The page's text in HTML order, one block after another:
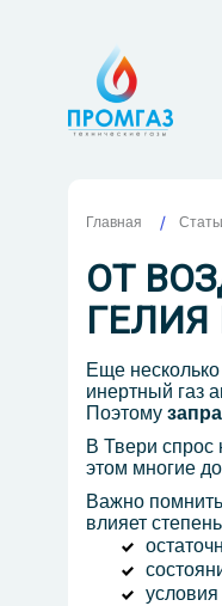
Главная
ОТ
ГЕЛИЯ
Еще
инертный газ
Поэтому
В Твери спрос
этом многие
Важно
влияет
условия